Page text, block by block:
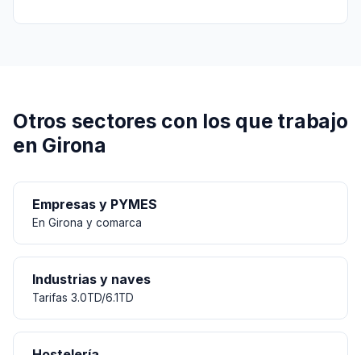
Otros sectores con los que trabajo
en Girona
Empresas y PYMES
En Girona y comarca
Industrias y naves
Tarifas 3.0TD/6.1TD